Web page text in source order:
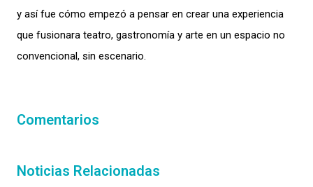
y así fue cómo empezó a pensar en crear una experiencia
que fusionara teatro, gastronomía y arte en un espacio no
convencional, sin escenario.
Comentarios
Noticias Relacionadas